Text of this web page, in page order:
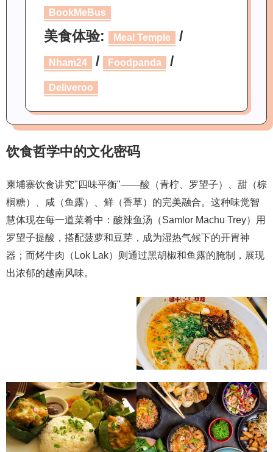
BookMeBus
美食体验: Meal Temple /
Nham24 / Foodpanda /
Deliveroo
饮食哲学中的文化密码
柬埔寨饮食讲究"四味平衡"——酸（青柠、罗望子）、甜（棕
榈糖）、咸（鱼露）、鲜（香草）的完美融合。这种味觉智
慧体现在每一道菜肴中：酸辣鱼汤（Samlor Machu Trey）用
罗望子提酸，搭配菠萝和豆芽，成为湿热气候下的开胃神
器；而烤牛肉（Lok Lak）则通过黑胡椒和鱼露的腌制，展现
出浓郁的越南风味。